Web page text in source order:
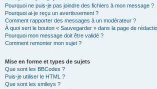
Pourquoi ne puis-je pas joindre des fichiers à mon message ?
Pourquoi ai-je reçu un avertissement ?
Comment rapporter des messages à un modérateur ?
À quoi sert le bouton « Sauvegarder » dans la page de
Pourquoi mon message doit être validé ?
Comment remonter mon sujet ?
Mise en forme et types de sujets
Que sont les BBCodes ?
Puis-je utiliser le HTML ?
Que sont les smileys ?